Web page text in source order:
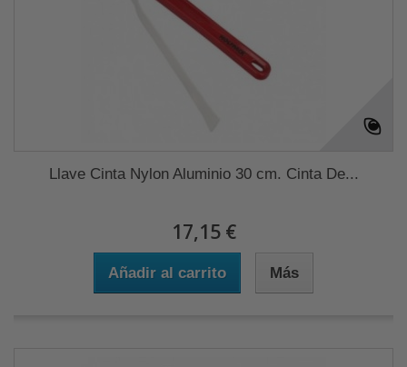
Llave Cinta Nylon Aluminio 30 cm. Cinta De...
17,15 €
Añadir al carrito Más